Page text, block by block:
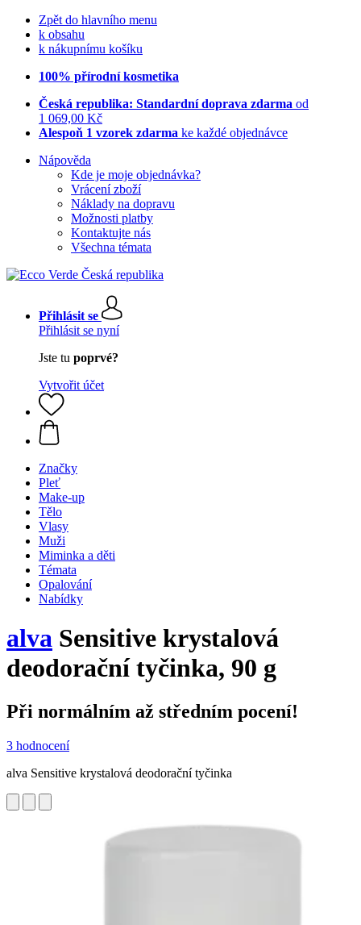
Zpět do hlavního menu
k obsahu
k nákupnímu košíku
100% přírodní kosmetika
Česká republika: Standardní doprava zdarma od
1 069,00 Kč
Alespoň 1 vzorek zdarma ke každé objednávce
Nápověda
Kde je moje objednávka?
Vrácení zboží
Náklady na dopravu
Možnosti platby
Kontaktujte nás
Všechna témata
Přihlásit se
Přihlásit se nyní
Jste tu poprvé?
Vytvořit účet
Značky
Pleť
Make-up
Tělo
Vlasy
Muži
Miminka a děti
Témata
Opalování
Nabídky
alva Sensitive krystalová
deodorační tyčinka, 90 g
Při normálním až středním pocení!
3 hodnocení
alva Sensitive krystalová deodorační tyčinka